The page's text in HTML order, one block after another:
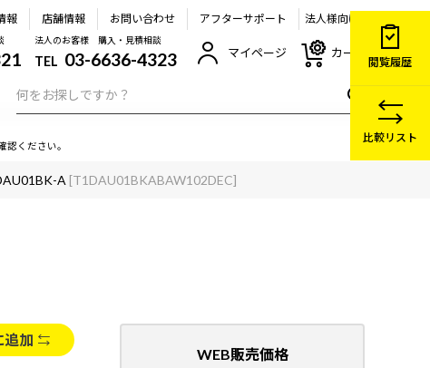
報 店舗情報 お問い合わせ アフターサポート 法人様向け
法人のお客様 購入・見積相談
TEL 03-6636-4323 マイページ カート
認ください。
A [T1DAU01BKABAW102DEC]
追加
WEB販売価格
閲覧履歴
比較リスト